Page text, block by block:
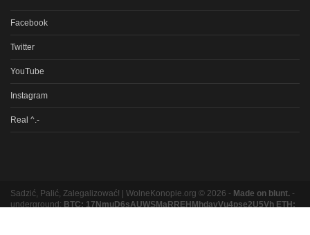
Facebook
Twitter
YouTube
Instagram
Real ^.-
Sadzić, Palić, Zalegalizować! | WolneKonopie.org © 2026 - Made on blunt. -
underground: BTC: 17NmuD6sAUWSMaRREHMhdavVu4pse2U5Vh ETH: